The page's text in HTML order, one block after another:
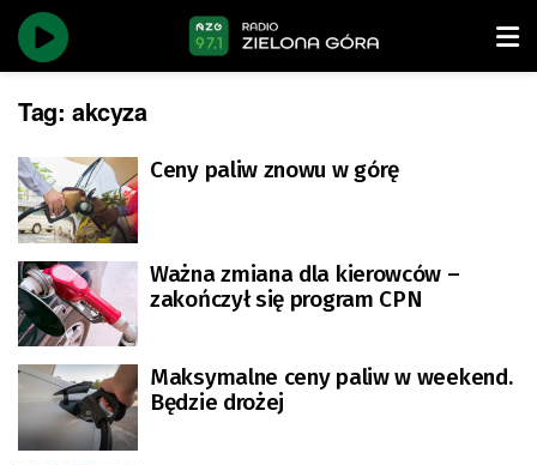
Tag: akcyza
Ceny paliw znowu w górę
Ważna zmiana dla kierowców –
zakończył się program CPN
Maksymalne ceny paliw w weekend.
Będzie drożej